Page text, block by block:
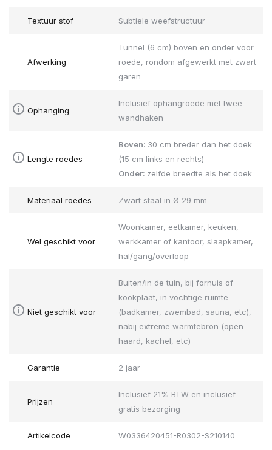
Textuur stof Subtiele weefstructuur
Afwerking
Tunnel (6 cm) boven en onder voor
roede, rondom afgewerkt met zwart
garen
Ophanging
Inclusief ophangroede met twee
wandhaken
Lengte roedes
Boven: 30 cm breder dan het doek
(15 cm links en rechts)
Onder: zelfde breedte als het doek
Materiaal roedes Zwart staal in Ø 29 mm
Wel geschikt voor
Woonkamer, eetkamer, keuken,
werkkamer of kantoor, slaapkamer,
hal/gang/overloop
Niet geschikt voor
Buiten/in de tuin, bij fornuis of
kookplaat, in vochtige ruimte
(badkamer, zwembad, sauna, etc),
nabij extreme warmtebron (open
haard, kachel, etc)
Garantie 2 jaar
Prijzen
Inclusief 21% BTW en inclusief
gratis bezorging
Artikelcode W0336420451-R0302-S210140